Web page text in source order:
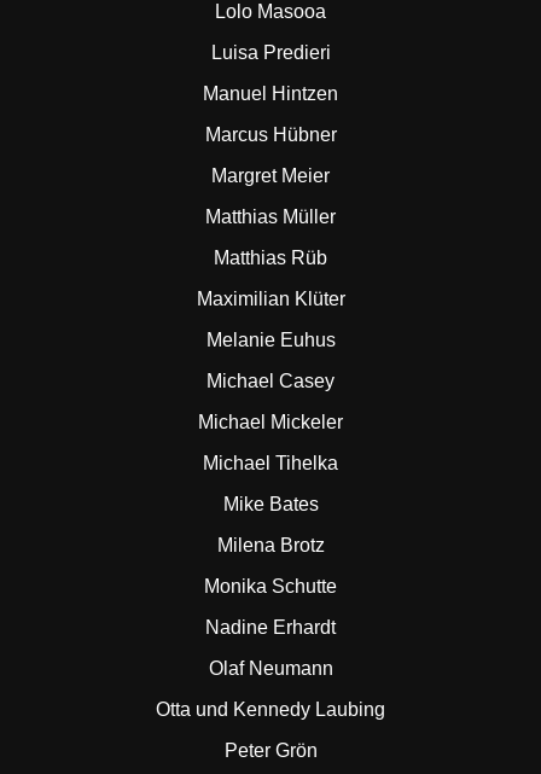
Lolo Masooa
Luisa Predieri
Manuel Hintzen
Marcus Hübner
Margret Meier
Matthias Müller
Matthias Rüb
Maximilian Klüter
Melanie Euhus
Michael Casey
Michael Mickeler
Michael Tihelka
Mike Bates
Milena Brotz
Monika Schutte
Nadine Erhardt
Olaf Neumann
Otta und Kennedy Laubing
Peter Grön